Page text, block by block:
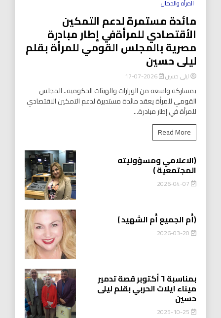
المرأه والجمال
مائدة مستمرة لدعم التمكين
الأقتصادي للمرأةفي إطار مبادرة
مصرية بالمجلس القومي للمرأة بقلم
ليلى حسين
ليلى حسين 2026-07-17
بمشاركة واسعة من الوزارات والهيئات الحكومية.. المجلس
القومي للمرأة يعقد مائدة مستديرة لدعم التمكين الاقتصادي
للمرأة في إطار مبادرة...
Read More
(الاعلامي ومسؤوليته
المجتمعية )
2026-04-07
(أُم الجميع أُم الشهيد )
2026-03-20
بمناسبة ٦ أكتوبر قصة تدمير
ميناء ايلات الحربي بقلم ليلى
حسين
2025-10-25